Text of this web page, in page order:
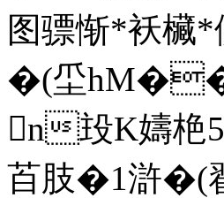
图骠惭*袄欌*
�(坕hM��
n殶K嬦 栬
苩肢�1 滸